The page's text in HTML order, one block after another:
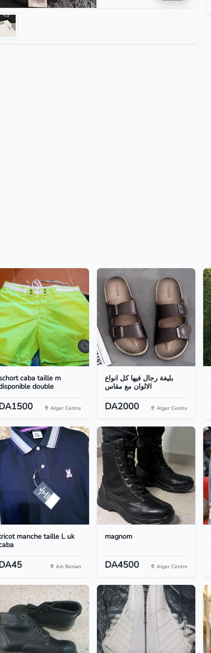
caba taille m
double
Alger Centre
بليغة رجال فيها كل انواع
الالوان مع مقاس
DA2000 Alger Centre
manche taille L uk
Ain Benian
magnom
DA4500 Alger Centre